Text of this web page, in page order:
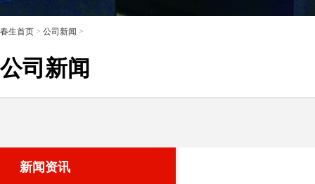
春生首页 > 公司新闻 >
公司新闻
新闻资讯